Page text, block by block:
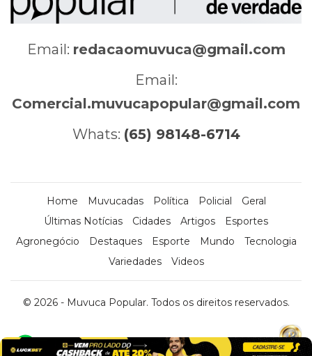
x
Email: redacaomuvuca@gmail.com
Email:
Comercial.muvucapopular@gmail.com
Whats: (65) 98148-6714
Home Muvucadas Política Policial
Geral
Últimas Notícias
Cidades Artigos
Esportes
Agronegócio
Destaques Esporte Mundo
Tecnologia
Variedades
Videos
© 2026 - Muvuca Popular. Todos os direitos reservados.